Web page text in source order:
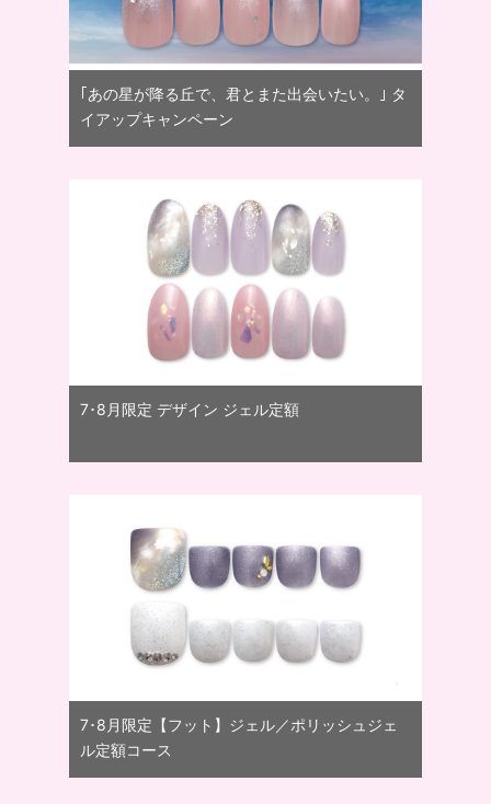
｢あの星が降る丘で、君とまた出会いたい。｣ タ
イアップキャンペーン
7･8月限定 デザイン ジェル定額
7･8月限定【フット】ジェル／ポリッシュジェ
ル定額コース